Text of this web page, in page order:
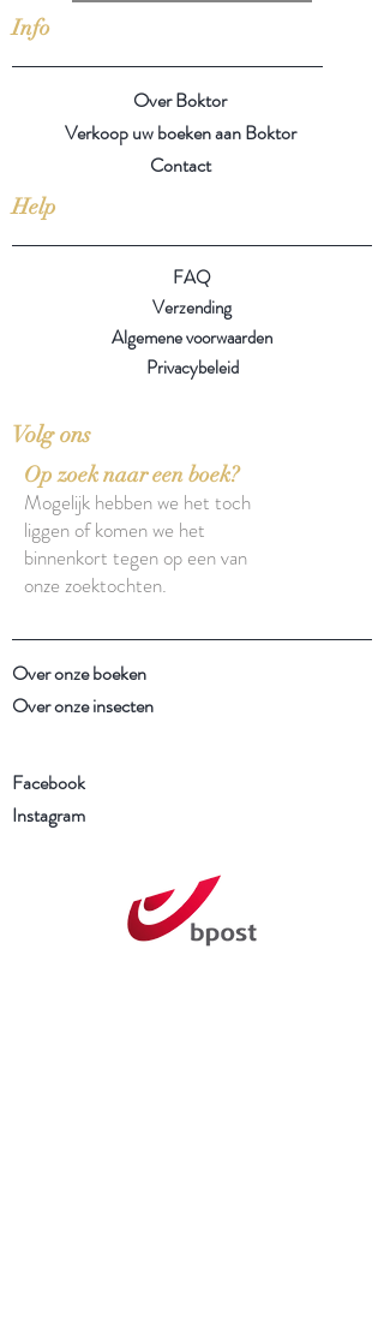
Info
Over Boktor
Verkoop uw boeken aan Boktor
Contact
Help
FAQ
Verzending
Algemene voorwaarden
Privacybeleid
Volg ons
Op zoek naar een boek?
Mogelijk hebben we het toch
liggen of komen we het
binnenkort tegen op een van
onze zoektochten.
Over onze boeken
Over onze insecten
Facebook
Instagram